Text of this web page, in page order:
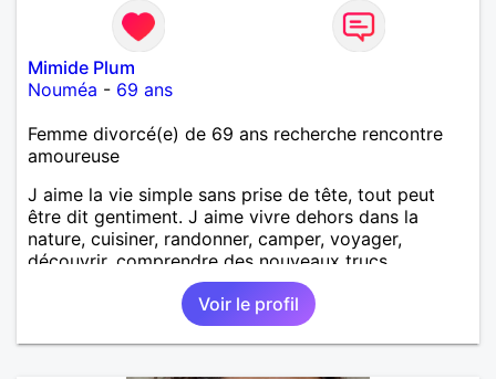
Mimide Plum
Nouméa - 69 ans
Femme divorcé(e) de 69 ans recherche rencontre
amoureuse
J aime la vie simple sans prise de tête, tout peut
être dit gentiment. J aime vivre dehors dans la
nature, cuisiner, randonner, camper, voyager,
découvrir, comprendre des nouveaux trucs
techniques et sur la vie des êtres vivants. J aime
danser, faire la fête. Je ne bois pratiquement pas d
alcool, je fume rarement, je ris souvent. Je cherche
un vrai amoureux pour continuer à profiter de la vie
Voir le profil